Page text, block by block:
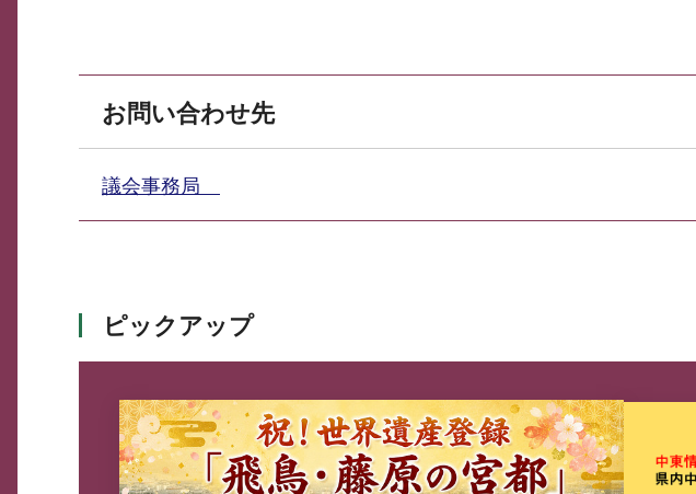
お問い合わせ先
議会事務局
ピックアップ